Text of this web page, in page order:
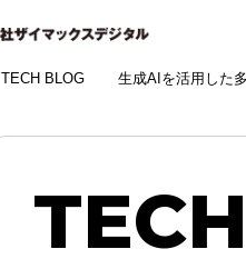
TECH BLOG 生成AIを活用した